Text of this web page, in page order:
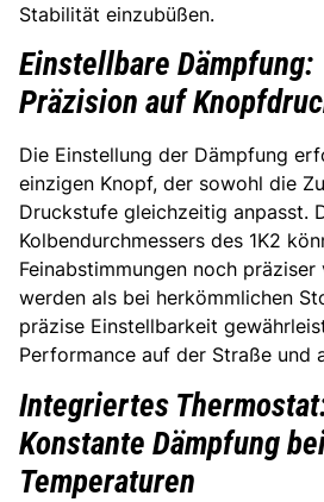
Stabilität einzubüßen.
Einstellbare Dämpfung:
Präzision auf
Die Einstellung der Dämpfung
einzigen Knopf, der sowohl die
Druckstufe gleichzeitig anpasst.
Kolbendurchmessers des 1K2
Feinabstimmungen noch
werden als bei herkömmlichen
präzise Einstellbarkeit
Performance auf der Straße und
Integriertes
Konstante Dämpfung
Temperaturen